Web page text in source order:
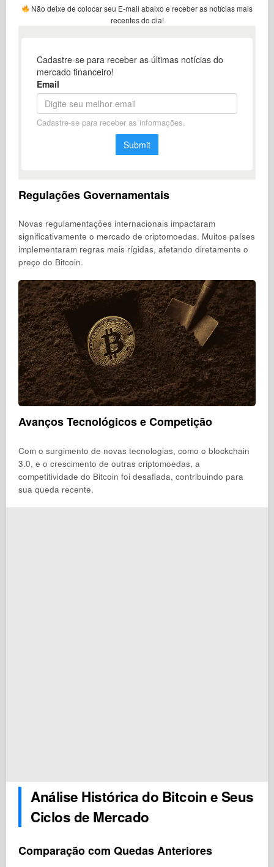
Não deixe de colocar seu E-mail abaixo e receber as notícias mais
recentes do dia!
Regulações Governamentais
Novas regulamentações internacionais impactaram
significativamente o mercado de criptomoedas. Muitos países
implementaram regras mais rígidas, afetando diretamente o
preço do Bitcoin.
Avanços Tecnológicos e Competição
Com o surgimento de novas tecnologias, como o blockchain
3.0, e o crescimento de outras criptomoedas, a
competitividade do Bitcoin foi desafiada, contribuindo para
sua queda recente.
Análise Histórica do Bitcoin e Seus
Ciclos de Mercado
Comparação com Quedas Anteriores